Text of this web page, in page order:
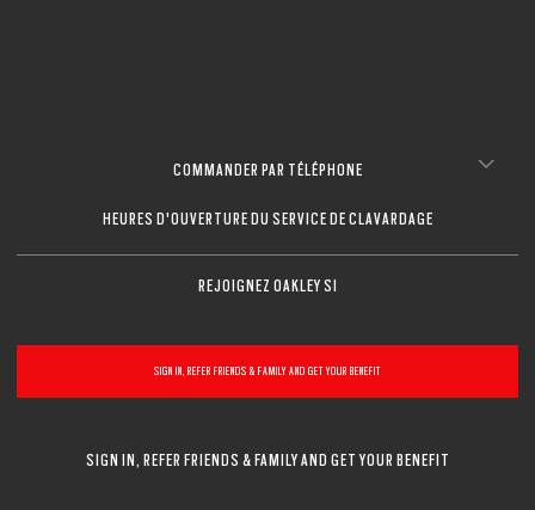
COMMANDER PAR TÉLÉPHONE
HEURES D'OUVERTURE DU SERVICE DE CLAVARDAGE
REJOIGNEZ OAKLEY SI
SIGN IN, REFER FRIENDS & FAMILY AND GET YOUR BENEFIT
SIGN IN, REFER FRIENDS & FAMILY AND GET YOUR BENEFIT